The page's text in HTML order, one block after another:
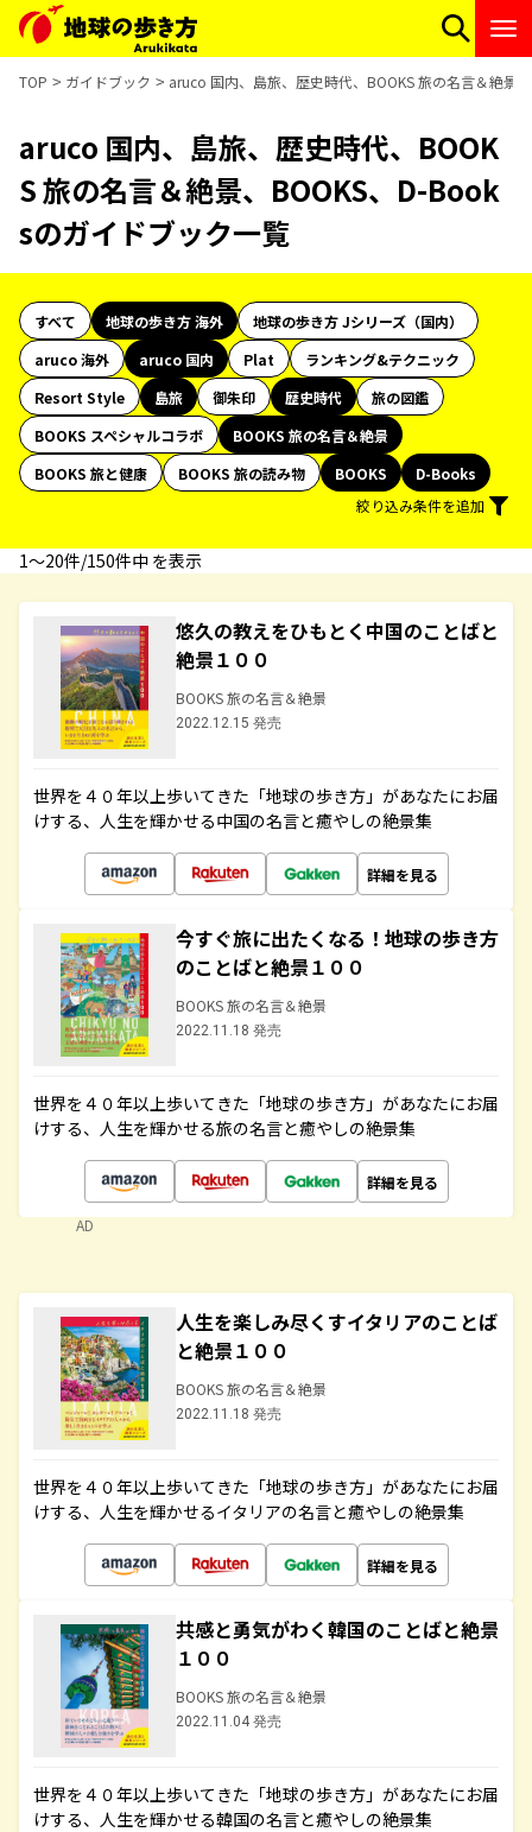
TOP ガイドブック aruco 国内、島旅、歴史時代、BOOKS 旅の名言＆絶景
aruco 国内、島旅、歴史時代、BOOK
S 旅の名言＆絶景、BOOKS、D-Book
sのガイドブック一覧
すべて 地球の歩き方 海外
地球の歩き方 Jシリーズ（国内）
aruco 海外
aruco 国内 Plat
ランキング&テクニック
Resort Style
島旅 御朱印 歴史時代
旅の図鑑
BOOKS スペシャルコラボ
BOOKS 旅の名言＆絶景
BOOKS 旅と健康
BOOKS 旅の読み物 BOOKS
D-Books
絞り込み条件を追加
1〜20件/150件中 を表示
悠久の教えをひもとく中国のことばと
絶景１００
BOOKS 旅の名言＆絶景
2022.12.15 発売
世界を４０年以上歩いてきた「地球の歩き方」があなたにお届
けする、人生を輝かせる中国の名言と癒やしの絶景集
詳細を見る
今すぐ旅に出たくなる！地球の歩き方
のことばと絶景１００
BOOKS 旅の名言＆絶景
2022.11.18 発売
世界を４０年以上歩いてきた「地球の歩き方」があなたにお届
けする、人生を輝かせる旅の名言と癒やしの絶景集
詳細を見る
AD
人生を楽しみ尽くすイタリアのことば
と絶景１００
BOOKS 旅の名言＆絶景
2022.11.18 発売
世界を４０年以上歩いてきた「地球の歩き方」があなたにお届
けする、人生を輝かせるイタリアの名言と癒やしの絶景集
詳細を見る
共感と勇気がわく韓国のことばと絶景
１００
BOOKS 旅の名言＆絶景
2022.11.04 発売
世界を４０年以上歩いてきた「地球の歩き方」があなたにお届
けする、人生を輝かせる韓国の名言と癒やしの絶景集